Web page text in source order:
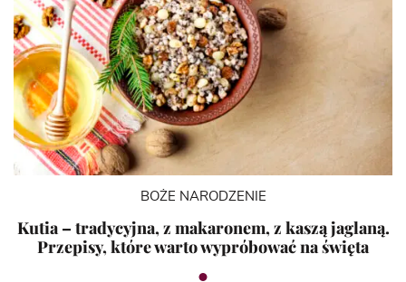
BOŻE NARODZENIE
Kutia – tradycyjna, z makaronem, z kaszą jaglaną.
Przepisy, które warto wypróbować na święta